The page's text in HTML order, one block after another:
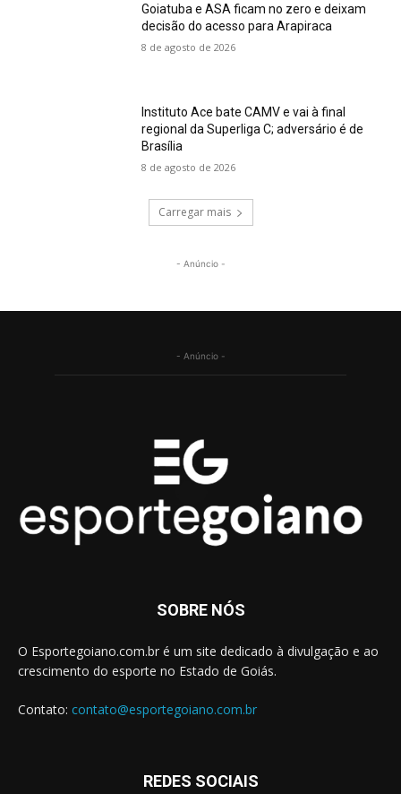
Goiatuba e ASA ficam no zero e deixam
decisão do acesso para Arapiraca
8 de agosto de 2026
Instituto Ace bate CAMV e vai à final
regional da Superliga C; adversário é de
Brasília
8 de agosto de 2026
Carregar mais
- Anúncio -
- Anúncio -
SOBRE NÓS
O Esportegoiano.com.br é um site dedicado à divulgação e ao
crescimento do esporte no Estado de Goiás.
Contato: contato@esportegoiano.com.br
REDES SOCIAIS